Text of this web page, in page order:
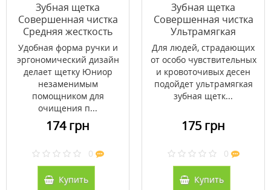
Зубная щетка
Совершенная чистка
Средняя жесткость
Юниор (Medium Soft
Junior) 6-12 лет ТМ
Биорепейр / Biorepair
Удобная форма ручки и
эргономический дизайн
делает щетку Юниор
незаменимым
помощником для
очищения п...
174 грн
0
Купить
Зубная щетка
Совершенная чистка
Ультрамягкая
(Ultrasoft) для защиты
десен ТМ Биорепейр /
Biorepair
Для людей, страдающих
от особо чувствительных
и кровоточивых десен
подойдет ультрамягкая
зубная щетк...
175 грн
0
Купить